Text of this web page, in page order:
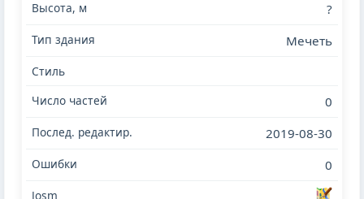
?
Мечеть
0
2019-08-30
0